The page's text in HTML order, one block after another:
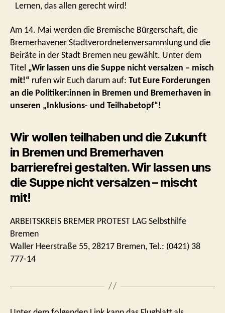
Lernen, das allen gerecht wird!
Am 14. Mai werden die Bremische Bürgerschaft, die
Bremerhavener Stadtverordnetenversammlung und die
Beiräte in der Stadt Bremen neu gewählt. Unter dem
Titel „Wir lassen uns die Suppe nicht versalzen – misch
mit!“ rufen wir Euch darum auf: Tut Eure Forderungen
an die Politiker:innen in Bremen und Bremerhaven in
unseren „Inklusions- und Teilhabetopf“!
Wir wollen teilhaben und die Zukunft
in Bremen und Bremerhaven
barrierefrei gestalten. Wir lassen uns
die Suppe nicht versalzen – mischt
mit!
ARBEITSKREIS BREMER PROTEST LAG Selbsthilfe
Bremen
Waller Heerstraße 55, 28217 Bremen, Tel.: (0421) 38
777-14